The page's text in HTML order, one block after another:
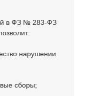
в ФЗ № 283-ФЗ
нарушении
сборы;